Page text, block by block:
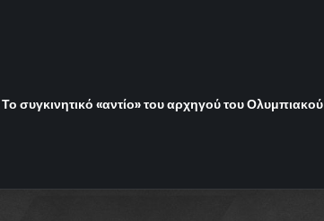
συγκινητικό «αντίο» του αρχηγού του Ολυμπιακού